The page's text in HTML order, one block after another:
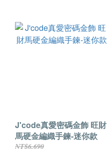
J'code真愛密碼金飾 旺財
馬硬金編織手鍊-迷你款
NT$6,690